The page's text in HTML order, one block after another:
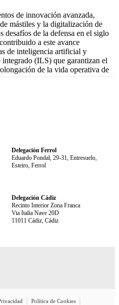
de innovación avanzada,
mástiles y la digitalización de
desafíos de la defensa en el siglo
a este avance
de inteligencia artificial y
(ILS) que garantizan el
de la vida operativa de
Delegación Ferrol
Eduardo Pondal, 29-31, Entresuelo,
Esteiro, Ferrol
Delegación Cádiz
Recinto Interior Zona Franca
Via Italia Nave 20D
11011 Cádiz, Cádiz
Política de Cookies